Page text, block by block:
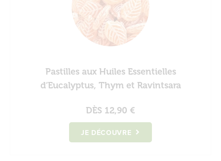
Pastilles aux Huiles Essentielles
d’Eucalyptus, Thym et Ravintsara
DÈS 12,90 €
JE DÉCOUVRE